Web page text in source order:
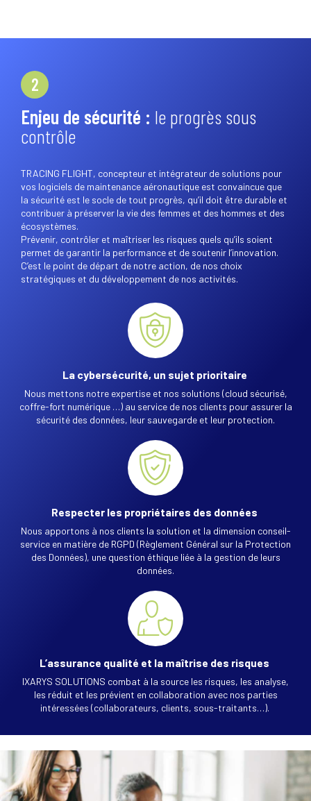
2
Enjeu de sécurité : le progrès sous
contrôle
TRACING FLIGHT, concepteur et intégrateur de solutions pour
vos logiciels de maintenance aéronautique est convaincue que
la sécurité est le socle de tout progrès, qu’il doit être durable et
contribuer à préserver la vie des femmes et des hommes et des
écosystèmes.
Prévenir, contrôler et maîtriser les risques quels qu’ils soient
permet de garantir la performance et de soutenir l’innovation.
C’est le point de départ de notre action, de nos choix
stratégiques et du développement de nos activités.
La cybersécurité, un sujet prioritaire
Nous mettons notre expertise et nos solutions (cloud sécurisé,
coffre-fort numérique …) au service de nos clients pour assurer la
sécurité des données, leur sauvegarde et leur protection.
Respecter les propriétaires des données
Nous apportons à nos clients la solution et la dimension conseil-
service en matière de RGPD (Règlement Général sur la Protection
des Données), une question éthique liée à la gestion de leurs
données.
L’assurance qualité et la maîtrise des risques
IXARYS SOLUTIONS combat à la source les risques, les analyse,
les réduit et les prévient en collaboration avec nos parties
intéressées (collaborateurs, clients, sous-traitants…).